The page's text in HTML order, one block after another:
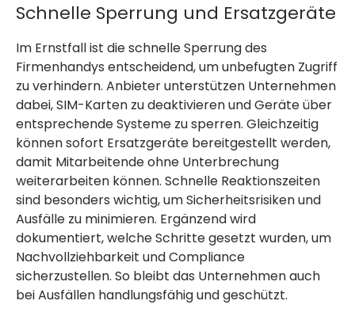
Schnelle Sperrung und Ersatzgeräte
Im Ernstfall ist die schnelle Sperrung des
Firmenhandys entscheidend, um unbefugten Zugriff
zu verhindern. Anbieter unterstützen Unternehmen
dabei, SIM-Karten zu deaktivieren und Geräte über
entsprechende Systeme zu sperren. Gleichzeitig
können sofort Ersatzgeräte bereitgestellt werden,
damit Mitarbeitende ohne Unterbrechung
weiterarbeiten können. Schnelle Reaktionszeiten
sind besonders wichtig, um Sicherheitsrisiken und
Ausfälle zu minimieren. Ergänzend wird
dokumentiert, welche Schritte gesetzt wurden, um
Nachvollziehbarkeit und Compliance
sicherzustellen. So bleibt das Unternehmen auch
bei Ausfällen handlungsfähig und geschützt.